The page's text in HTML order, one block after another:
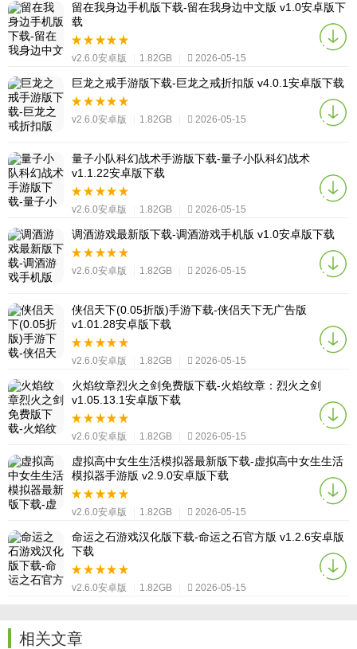
留在我身边手机版下载-留在我身边中文版 v1.0安卓版下
载
v2.6.0安卓版 1.82GB 2026-05-15
巨龙之戒手游版下载-巨龙之戒折扣版 v4.0.1安卓版下载
v2.6.0安卓版 1.82GB 2026-05-15
量子小队科幻战术手游版下载-量子小队科幻战术
v1.1.22安卓版下载
v2.6.0安卓版 1.82GB 2026-05-15
调酒游戏最新版下载-调酒游戏手机版 v1.0安卓版下载
v2.6.0安卓版 1.82GB 2026-05-15
侠侣天下(0.05折版)手游下载-侠侣天下无广告版
v1.01.28安卓版下载
v2.6.0安卓版 1.82GB 2026-05-15
火焰纹章烈火之剑免费版下载-火焰纹章：烈火之剑
v1.05.13.1安卓版下载
v2.6.0安卓版 1.82GB 2026-05-15
虚拟高中女生生活模拟器最新版下载-虚拟高中女生生活
模拟器手游版 v2.9.0安卓版下载
v2.6.0安卓版 1.82GB 2026-05-15
命运之石游戏汉化版下载-命运之石官方版 v1.2.6安卓版
下载
v2.6.0安卓版 1.82GB 2026-05-15
相关文章